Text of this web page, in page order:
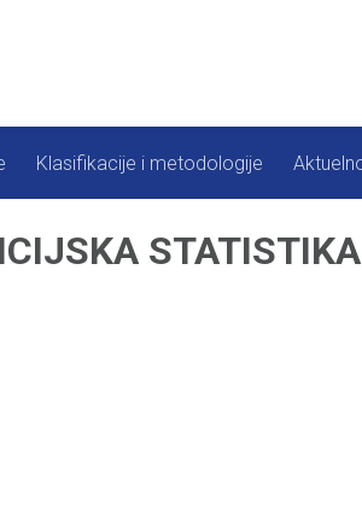
Klasifikacije i metodologije